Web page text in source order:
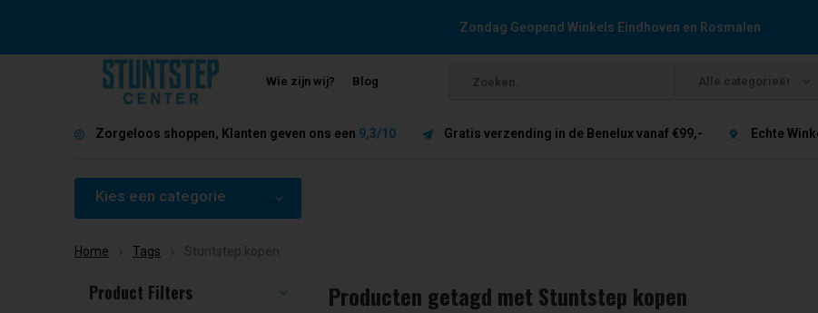
Wie zijn wij? Blog Alle categorieën
Zondag Geopend Winkels Eindhoven en Rosmalen
Zorgeloos shoppen, Klanten geven ons een 9,3/10 Gratis verzending in de Benelux vanaf €99,- Echte
Kies een categorie
Home Tags Stuntstep kopen
Producten getagd met Stuntstep kopen
Sorteren op:
Product Filters